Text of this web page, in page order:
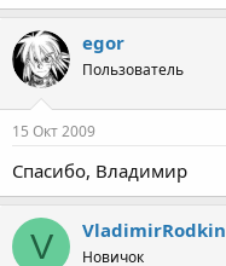
egor
Пользователь
15 Окт 2009
Спасибо, Владимир
V VladimirRodkin
Новичок